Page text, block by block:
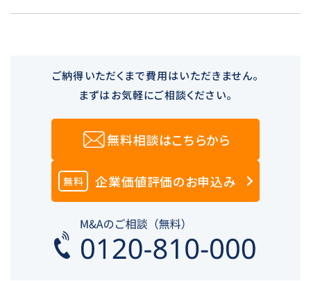
ご納得いただくまで費用はいただきません。
まずはお気軽にご相談ください。
無料相談はこちらから
無料 企業価値評価のお申込み